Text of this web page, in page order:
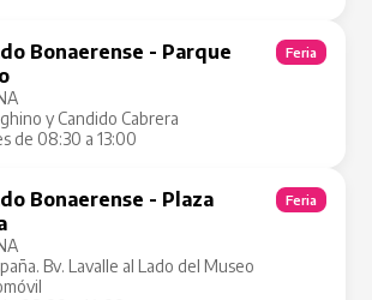
Bonaerense - Parque
y Candido Cabrera
de 08:30 a 13:00
Feria
Bonaerense - Plaza
Bv. Lavalle al Lado del Museo
Feria